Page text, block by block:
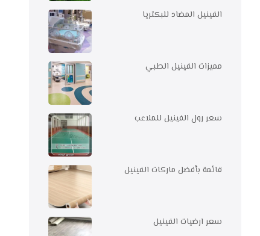
الفينيل المضاد للبكتريا
مميزات الفينيل الطبي
سعر رول الفينيل للملاعب
قائمة بأفضل ماركات الفينيل
سعر ارضيات الفينيل